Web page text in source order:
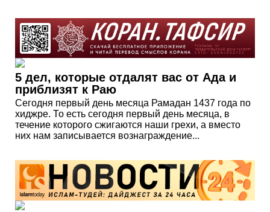
5 дел, которые отдалят вас от Ада и
приблизят к Раю
Сегодня первый день месяца Рамадан 1437 года по
хиджре. То есть сегодня первый день месяца, в
течение которого сжигаются наши грехи, а вместо
них нам записывается вознаграждение...